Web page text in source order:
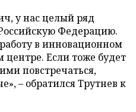
у нас целый ряд
Федерацию.
в инновационном
центре. Если тоже будет
повстречаться,
– обратился Трутнев к